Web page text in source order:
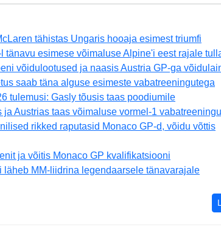
tähistas Ungaris hooaja esimest triumfi
tänavu esimese võimaluse Alpine'i eest rajale
võidulootused ja naasis Austria GP-ga
saab täna alguse esimeste vabatreeningutega
tulemusi: Gasly tõusis taas poodiumile
Austrias taas võimaluse vormel-1 vabatreeningul
rikked raputasid Monaco GP-d, võidu võttis
ja võitis Monaco GP kvalifikatsiooni
läheb MM-liidrina legendaarsele tänavarajale